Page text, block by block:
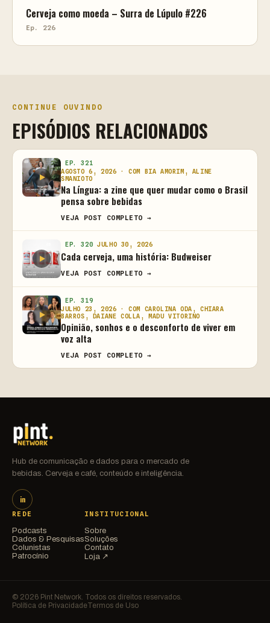
Cerveja como moeda – Surra de Lúpulo #226
Ep. 226
CONTINUE OUVINDO
EPISÓDIOS RELACIONADOS
EP. 321
AGOSTO 6, 2026 · COM BIA AMORIM, ALINE
SMANIOTO
Na Língua: a zine que quer mudar como o Brasil
pensa sobre bebidas
VEJA POST COMPLETO →
EP. 320 JULHO 30, 2026
Cada cerveja, uma história: Budweiser
VEJA POST COMPLETO →
EP. 319
JULHO 23, 2026 · COM CAROLINA ODA, CHIARA
BARROS, DAIANE COLLA, MADU VITORINO
Opinião, sonhos e o desconforto de viver em
voz alta
VEJA POST COMPLETO →
Hub de comunicação e dados para o mercado de
bebidas. Cerveja e café, conteúdo e inteligência.
in
REDE
Podcasts
Dados & Pesquisas
Colunistas
Patrocínio
INSTITUCIONAL
Sobre
Soluções
Contato
Loja ↗
© 2026 Pint Network. Todos os direitos reservados.
Política de PrivacidadeTermos de Uso